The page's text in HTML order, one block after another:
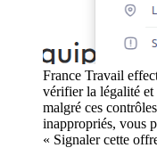
France Travail
vérifier la légalité
malgré ces
inappropriés, vous
« Signaler cette